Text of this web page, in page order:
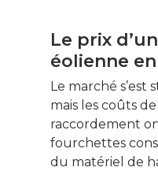
Le prix
éolienne
Le marché s’est
mais les coûts
raccordement
fourchettes
du matériel de